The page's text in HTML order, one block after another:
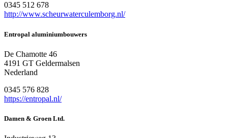
0345 512 678
http://www.scheurwaterculemborg.nl/
Entropal aluminiumbouwers
De Chamotte 46
4191 GT Geldermalsen
Nederland
0345 576 828
https://entropal.nl/
Damen & Groen Ltd.